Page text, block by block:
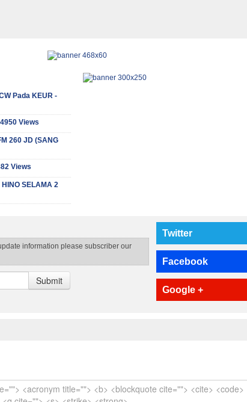
Pada KEUR -
Views
260 JD (SANG
Views
HINO SELAMA 2
information please subscriber our
Submit
Twitter
Facebook
Google +